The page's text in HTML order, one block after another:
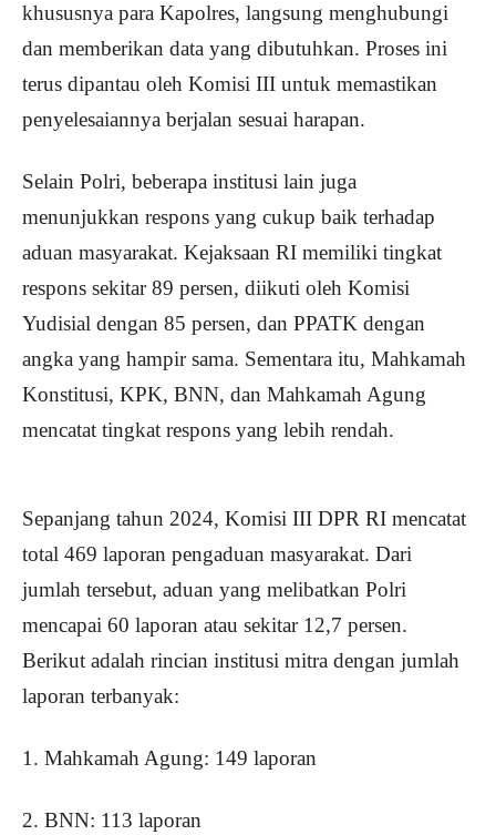
khususnya para Kapolres, langsung menghubungi
dan memberikan data yang dibutuhkan. Proses ini
terus dipantau oleh Komisi III untuk memastikan
penyelesaiannya berjalan sesuai harapan.
Selain Polri, beberapa institusi lain juga
menunjukkan respons yang cukup baik terhadap
aduan masyarakat. Kejaksaan RI memiliki tingkat
respons sekitar 89 persen, diikuti oleh Komisi
Yudisial dengan 85 persen, dan PPATK dengan
angka yang hampir sama. Sementara itu, Mahkamah
Konstitusi, KPK, BNN, dan Mahkamah Agung
mencatat tingkat respons yang lebih rendah.
Sepanjang tahun 2024, Komisi III DPR RI mencatat
total 469 laporan pengaduan masyarakat. Dari
jumlah tersebut, aduan yang melibatkan Polri
mencapai 60 laporan atau sekitar 12,7 persen.
Berikut adalah rincian institusi mitra dengan jumlah
laporan terbanyak:
1. Mahkamah Agung: 149 laporan
2. BNN: 113 laporan